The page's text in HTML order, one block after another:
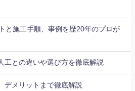
と施工手順、事例を歴20年のプロが
工との違いや選び方を徹底解説
デメリットまで徹底解説